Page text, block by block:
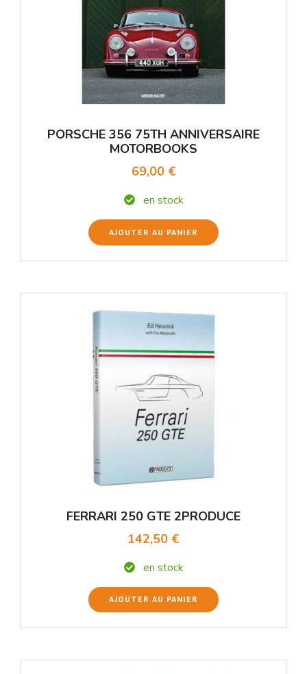
PORSCHE 356 75TH ANNIVERSAIRE
MOTORBOOKS
69,00 €
en stock
AJOUTER AU PANIER
FERRARI 250 GTE 2PRODUCE
142,50 €
en stock
AJOUTER AU PANIER